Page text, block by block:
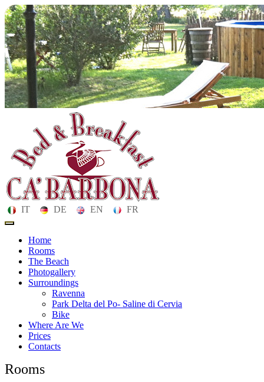
IT DE EN FR
Toggle
navigationHome
Rooms
The Beach
Photogallery
Surroundings
Ravenna
Park Delta del Po- Saline di Cervia
Bike
Where Are We
Prices
Contacts
Rooms